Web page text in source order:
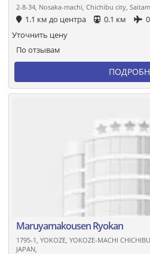
2-8-34, Nosaka-machi, Chichibu city,
1.1 км до центра 0.1 км
По отзывам
Уточнить цену
Maruyamakousen Ryokan
1795-1, YOKOZE, YOKOZE-MACHI
JAPAN,